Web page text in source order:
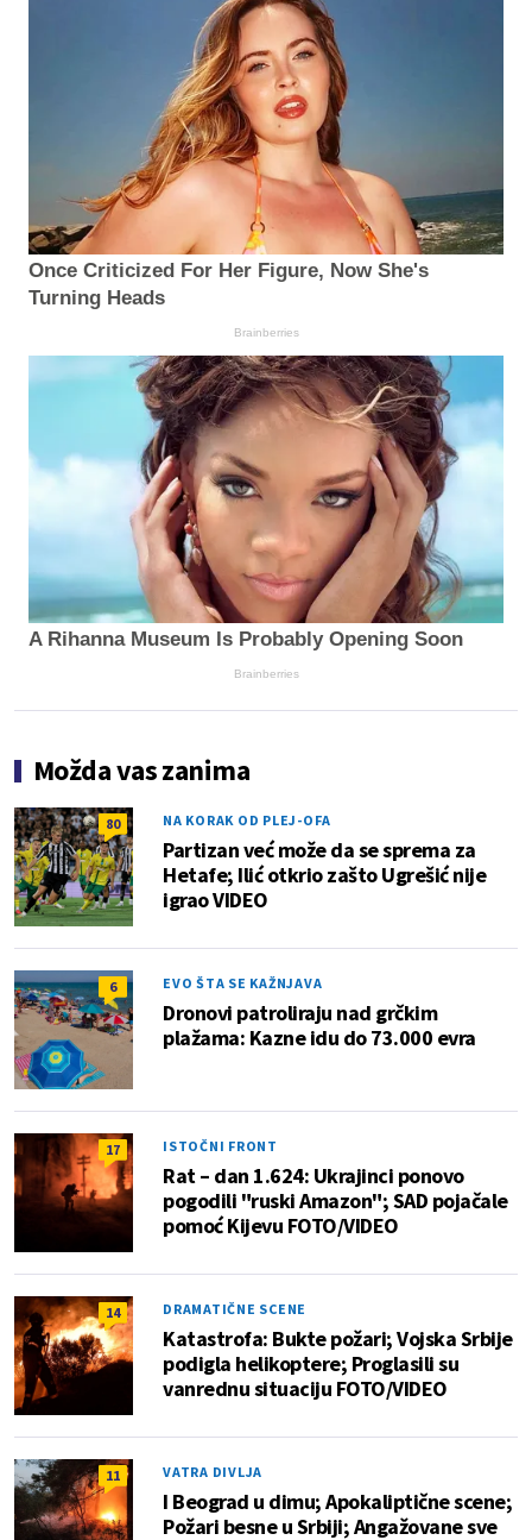
Once Criticized For Her Figure, Now She's
Turning Heads
Brainberries
A Rihanna Museum Is Probably Opening Soon
Brainberries
Možda vas zanima
80 NA KORAK OD PLEJ-OFA
Partizan već može da se sprema za
Hetafe; Ilić otkrio zašto Ugrešić nije
igrao VIDEO
6 EVO ŠTA SE KAŽNJAVA
Dronovi patroliraju nad grčkim
plažama: Kazne idu do 73.000 evra
17 ISTOČNI FRONT
Rat – dan 1.624: Ukrajinci ponovo
pogodili "ruski Amazon"; SAD pojačale
pomoć Kijevu FOTO/VIDEO
14 DRAMATIČNE SCENE
Katastrofa: Bukte požari; Vojska Srbije
podigla helikoptere; Proglasili su
vanrednu situaciju FOTO/VIDEO
11 VATRA DIVLJA
I Beograd u dimu; Apokaliptične scene;
Požari besne u Srbiji; Angažovane sve